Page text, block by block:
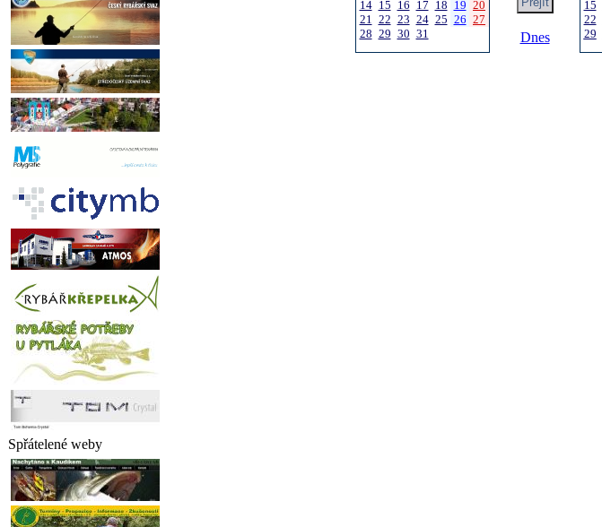
Spřátelené weby
14 15 16 17 18 19 20
21 22 23 24 25 26 27
28 29 30 31 Dnes
15
22
29